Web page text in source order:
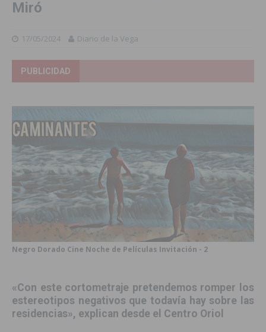
Miró
17/05/2024 Diario de la Vega
PUBLICIDAD
Negro Dorado Cine Noche de Películas Invitación - 2
«Con este cortometraje pretendemos romper los
estereotipos negativos que todavía hay sobre las
residencias», explican desde el Centro Oriol